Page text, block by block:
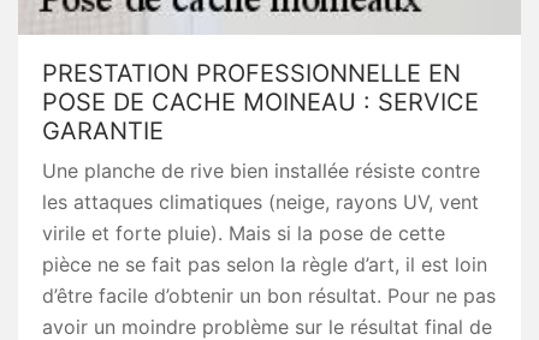
PRESTATION PROFESSIONNELLE EN
POSE DE CACHE MOINEAU : SERVICE
GARANTIE
Une planche de rive bien installée résiste contre
les attaques climatiques (neige, rayons UV, vent
virile et forte pluie). Mais si la pose de cette
pièce ne se fait pas selon la règle d’art, il est loin
d’être facile d’obtenir un bon résultat. Pour ne pas
avoir un moindre problème sur le résultat final de